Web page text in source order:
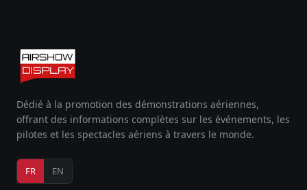
Dédié à la promotion des démonstrations aériennes,
offrant des informations complètes sur les événements, les
pilotes et les spectacles aériens à travers le monde.
FR EN